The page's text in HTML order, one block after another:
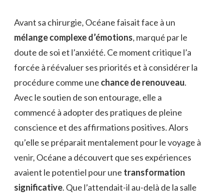
CHIRURGIE
Avant sa chirurgie, Océane faisait face à un
mélange complexe d’émotions, marqué par le
doute de soi et l’anxiété. Ce moment critique l’a
forcée à réévaluer ses priorités et à considérer la
procédure comme une chance de renouveau.
Avec le soutien de son entourage, elle a
commencé à adopter des pratiques de pleine
conscience et des affirmations positives. Alors
qu’elle se préparait mentalement pour le voyage à
venir, Océane a découvert que ses expériences
avaient le potentiel pour une transformation
significative. Que l’attendait-il au-delà de la salle